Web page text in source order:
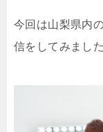
今回は山梨県内
信をしてみました